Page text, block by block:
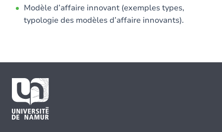
Modèle d’affaire innovant (exemples types,
typologie des modèles d’affaire innovants).